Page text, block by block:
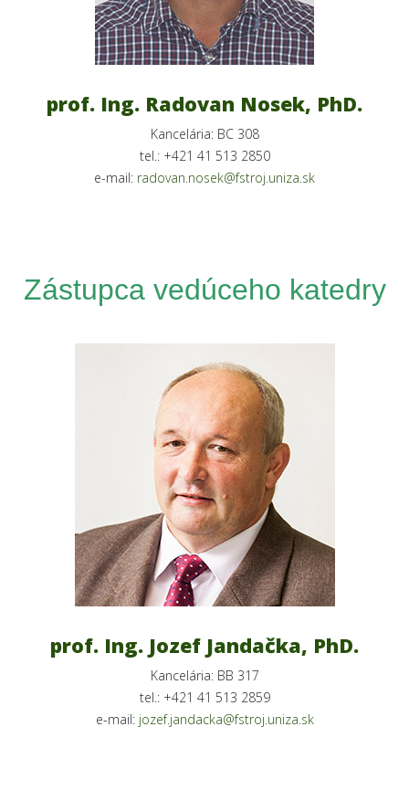
prof. Ing. Radovan Nosek, PhD.
Kancelária: BC 308
tel.: +421 41 513 2850
e-mail: radovan.nosek@fstroj.uniza.sk
Zástupca vedúceho katedry
prof. Ing. Jozef Jandačka, PhD.
Kancelária: BB 317
tel.: +421 41 513 2859
e-mail: jozef.jandacka@fstroj.uniza.sk